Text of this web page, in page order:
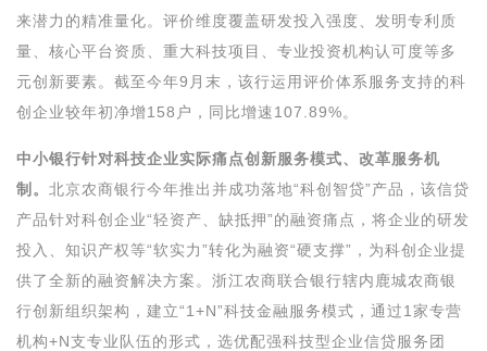
来潜力的精准量化。评价维度覆盖研发投入强度、发明专利质
量、核心平台资质、重大科技项目、专业投资机构认可度等多
元创新要素。截至今年9月末，该行运用评价体系服务支持的科
创企业较年初净增158户，同比增速107.89%。
中小银行针对科技企业实际痛点创新服务模式、改革服务机
制。 北京农商银行今年推出并成功落地“科创智贷”产品，该信贷
产品针对科创企业“轻资产、缺抵押”的融资痛点，将企业的研发
投入、知识产权等“软实力”转化为融资“硬支撑”，为科创企业提
供了全新的融资解决方案。浙江农商联合银行辖内鹿城农商银
行创新组织架构，建立“1+N”科技金融服务模式，通过1家专营
机构+N支专业队伍的形式，选优配强科技型企业信贷服务团